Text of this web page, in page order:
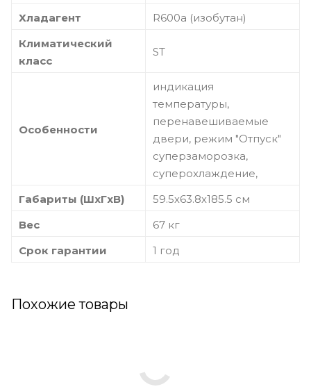
Хладагент
R600a (изобутан)
Климатический
класс
ST
Особенности
индикация
температуры,
перенавешиваемые
двери, режим "Отпуск"
суперзаморозка,
суперохлаждение,
Габариты (ШxГxВ)
59.5х63.8х185.5 см
Вес
67 кг
Срок гарантии
1 год
Похожие товары